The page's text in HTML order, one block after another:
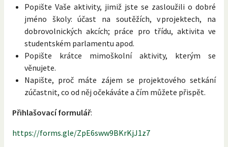
Popište Vaše aktivity, jimiž jste se zasloužili o dobré
jméno školy: účast na soutěžích, v projektech, na
dobrovolnických akcích; práce pro třídu, aktivita ve
studentském parlamentu apod.
Popište krátce mimoškolní aktivity, kterým se
věnujete.
Napište, proč máte zájem se projektového setkání
zúčastnit, co od něj očekáváte a čím můžete přispět.
Přihlašovací formulář:
https://forms.gle/ZpE6sww9BKrKjJ1z7